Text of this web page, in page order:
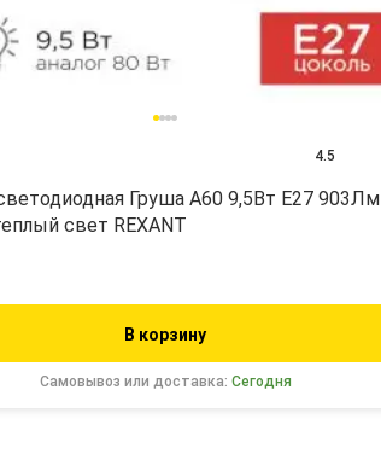
4.5
Груша A60 9,5Вт E27 903Лм
свет REXANT
Самовывоз или доставка: Сегодня
В корзину